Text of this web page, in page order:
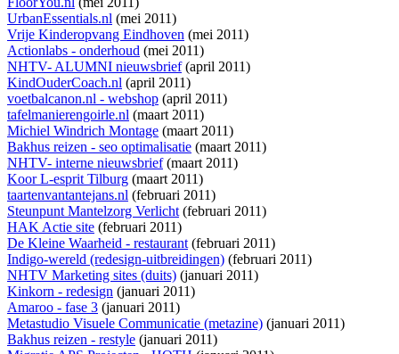
UrbanEssentials.nl (mei 2011)
Vrije Kinderopvang Eindhoven (mei 2011)
Actionlabs - onderhoud (mei 2011)
NHTV- ALUMNI nieuwsbrief(april 2011)
KindOuderCoach.nl (april 2011)
voetbalcanon.nl - webshop (april 2011)
tafelmanierengoirle.nl (maart 2011)
Michiel Windrich Montage (maart 2011)
Bakhus reizen - seo optimalisatie (maart 2011)
NHTV- interne nieuwsbrief(maart 2011)
Koor L-esprit Tilburg (maart 2011)
taartenvantantejans.nl (februari 2011)
Steunpunt Mantelzorg Verlicht(februari 2011)
HAK Actie site (februari 2011)
De Kleine Waarheid - restaurant(februari 2011)
Indigo-wereld (redesign-uitbreidingen) (februari 2011)
NHTV Marketing sites (duits) (januari 2011)
Kinkorn - redesign (januari 2011)
Amaroo - fase 3 (januari 2011)
Metastudio Visuele Communicatie (metazine) (januari 2011)
Bakhus reizen - restyle (januari 2011)